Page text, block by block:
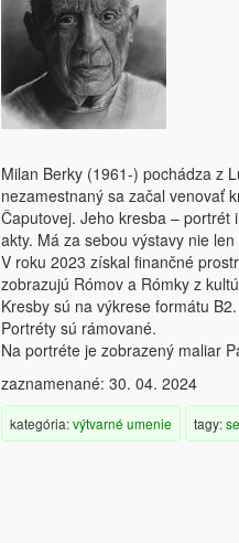
Milan Berky (1961-) pochádza z
nezamestnaný sa začal venovať
Čaputovej. Jeho kresba –
akty. Má za sebou výstavy nie
V roku 2023 získal finančné
zobrazujú Rómov a Rómky z
Kresby sú na výkrese formátu
Portréty sú rámované.
Na portréte je zobrazený maliar
zaznamenané: 30. 04. 2024
kategória:výtvarné umenie tagy: